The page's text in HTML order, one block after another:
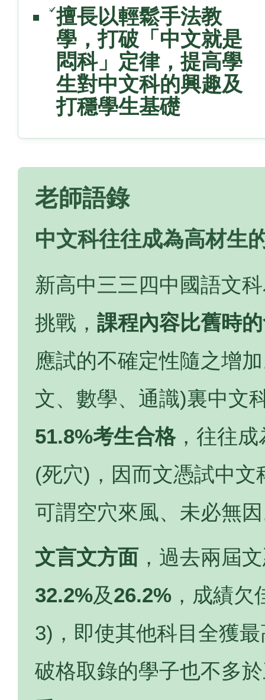
✓擅長以輕鬆手法教
學，打破「中文就是
悶科」定律，提高學
生對中文科的興趣及
打穩學生基礎
老師語錄
中文科往往成為高材生
新高中三三四中國語文
挑戰， 課程內容比舊時
應試的不確定性隨之增
文、數學、通識)裏中文
51.8%考生合格，往往成
(死穴)，因而文憑試中
可謂空穴來風、未必無
文言文方面 ，過去兩屆
32.2%及26.2% ，成績
3)，即使其他科目全獲
破格取錄的學子也不多